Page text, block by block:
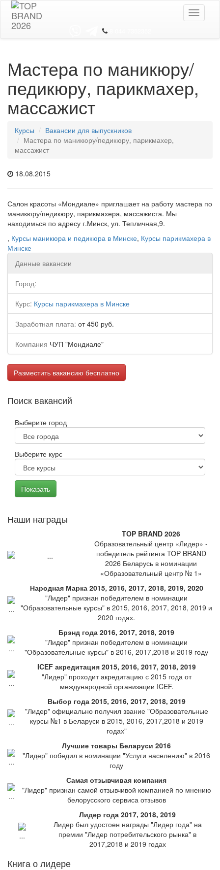
Toggle
Мастера по маникюру/
педикюру, парикмахер,
массажист
Курсы
Вакансии для выпускников
Мастера по маникюру/педикюру, парикмахер,
массажист
18.08.2015
Салон красоты «Мондиале» приглашает на работу мастера по
маникюру/педикюру, парикмахера, массажиста. Мы
находимься по адресу г.Минск, ул. Тепличная,9.
, Курсы маникюра и педикюра в Минске, Курсы парикмахера в
Минске
Данные вакансии
Город:
Курс: Курсы парикмахера в Минске
Заработная плата: от 450 руб.
Компания ЧУП "Мондиале"
Разместить вакансию бесплатно
Поиск вакансий
Выберите город
Выберите курс
Наши награды
TOP BRAND 2026
Образовательный центр «Лидер» -
победитель рейтинга TOP BRAND
2026 Беларусь в номинации
«Образовательный центр № 1»
Народная Марка 2015, 2016, 2017, 2018, 2019, 2020
"Лидер" признан победителем в номинации
"Образовательные курсы" в 2015, 2016, 2017, 2018, 2019 и
2020 годах.
Брэнд года 2016, 2017, 2018, 2019
"Лидер" признан победителем в номинации
"Образовательные курсы" в 2016, 2017,2018 и 2019 году
ICEF акредитация 2015, 2016, 2017, 2018, 2019
"Лидер" проходит акредитацию с 2015 года от
международной организации ICEF.
Выбор года 2015, 2016, 2017, 2018, 2019
"Лидер" официально получил звание "Образовательные
курсы №1 в Беларуси в 2015, 2016, 2017,2018 и 2019
годах"
Лучшие товары Беларуси 2016
"Лидер" победил в номинации "Услуги населению" в 2016
году
Самая отзывчивая компания
"Лидер" признан самой отзывчивой компанией по мнению
белорусского сервиса отзывов
Лидер года 2017, 2018, 2019
Лидер был удостоен награды "Лидер года" на
премии "Лидер потребительского рынка" в
2017,2018 и 2019 годах
Книга о лидере